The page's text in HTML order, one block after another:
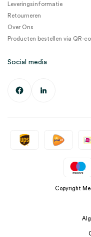
Leveringsinformatie
Retourneren
Over Ons
Producten bestellen via QR-
Social media
Copyright